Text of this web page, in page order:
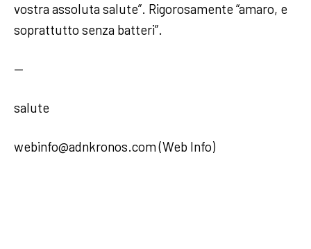
vostra assoluta salute”. Rigorosamente “amaro, e
soprattutto senza batteri”.
—
salute
webinfo@adnkronos.com (Web Info)